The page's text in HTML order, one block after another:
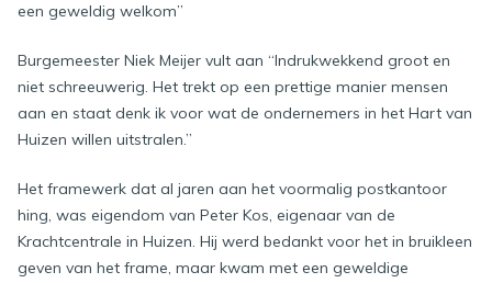
een geweldig welkom”
Burgemeester Niek Meijer vult aan “Indrukwekkend groot en
niet schreeuwerig. Het trekt op een prettige manier mensen
aan en staat denk ik voor wat de ondernemers in het Hart van
Huizen willen uitstralen.”
Het framewerk dat al jaren aan het voormalig postkantoor
hing, was eigendom van Peter Kos, eigenaar van de
Krachtcentrale in Huizen. Hij werd bedankt voor het in bruikleen
geven van het frame, maar kwam met een geweldige